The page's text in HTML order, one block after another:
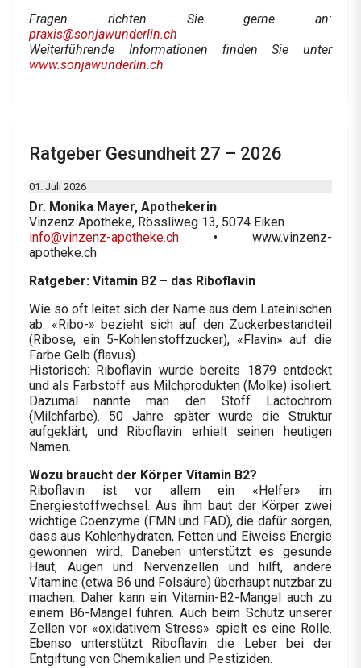
Fragen richten Sie gerne an:
praxis@sonjawunderlin.ch
Weiterführende Informationen finden Sie unter
www.sonjawunderlin.ch
Ratgeber Gesundheit 27 – 2026
01. Juli 2026
Dr. Monika Mayer, Apothekerin
Vinzenz Apotheke, Rössliweg 13, 5074 Eiken
info@vinzenz-apotheke.ch • www.vinzenz-
apotheke.ch
Ratgeber: Vitamin B2 – das Riboflavin
Wie so oft leitet sich der Name aus dem Lateinischen
ab. «Ribo-» bezieht sich auf den Zuckerbestandteil
(Ribose, ein 5-Kohlenstoffzucker), «Flavin» auf die
Farbe Gelb (flavus).
Historisch: Riboflavin wurde bereits 1879 entdeckt
und als Farbstoff aus Milchprodukten (Molke) isoliert.
Dazumal nannte man den Stoff Lactochrom
(Milchfarbe). 50 Jahre später wurde die Struktur
aufgeklärt, und Riboflavin erhielt seinen heutigen
Namen.
Wozu braucht der Körper Vitamin B2?
Riboflavin ist vor allem ein «Helfer» im
Energiestoffwechsel. Aus ihm baut der Körper zwei
wichtige Coenzyme (FMN und FAD), die dafür sorgen,
dass aus Kohlenhydraten, Fetten und Eiweiss Energie
gewonnen wird. Daneben unterstützt es gesunde
Haut, Augen und Nervenzellen und hilft, andere
Vitamine (etwa B6 und Folsäure) überhaupt nutzbar zu
machen. Daher kann ein Vitamin-B2-Mangel auch zu
einem B6-Mangel führen. Auch beim Schutz unserer
Zellen vor «oxidativem Stress» spielt es eine Rolle.
Ebenso unterstützt Riboflavin die Leber bei der
Entgiftung von Chemikalien und Pestiziden.